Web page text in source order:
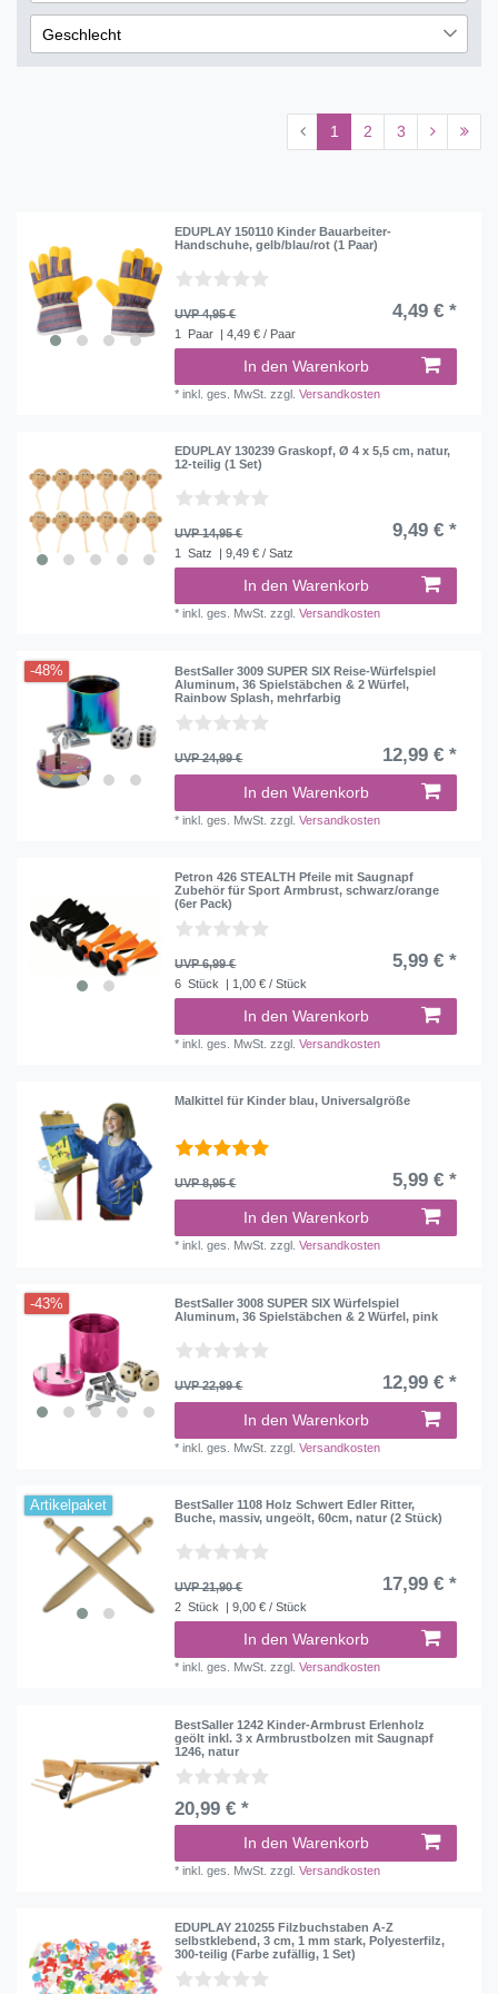
Schwarz 73
23
19
Porzellan
lieferbar 396
vorbestellbar
< 10 g
1
100 g 1
Geschlecht
1 2 3
EDUPLAY 150110 Kinder Bauarbeiter-
Handschuhe, gelb/blau/rot (1 Paar)
UVP 4,95 € 4,49 € *
1 Paar | 4,49 € / Paar
In den Warenkorb
*inkl. ges. MwSt. zzgl.Versandkosten
EDUPLAY 130239 Graskopf, Ø 4 x 5,5 cm, natur,
12-teilig (1 Set)
UVP 14,95 € 9,49 € *
1 Satz | 9,49 € / Satz
In den Warenkorb
*inkl. ges. MwSt. zzgl.Versandkosten
-48%
BestSaller 3009 SUPER SIX Reise-Würfelspiel
Aluminum, 36 Spielstäbchen & 2 Würfel,
Rainbow Splash, mehrfarbig
UVP 24,99 € 12,99 € *
In den Warenkorb
*inkl. ges. MwSt. zzgl.Versandkosten
Petron 426 STEALTH Pfeile mit Saugnapf
Zubehör für Sport Armbrust, schwarz/orange
(6er Pack)
UVP 6,99 € 5,99 € *
6 Stück | 1,00 € / Stück
In den Warenkorb
*inkl. ges. MwSt. zzgl.Versandkosten
Malkittel für Kinder blau, Universalgröße
UVP 8,95 € 5,99 € *
In den Warenkorb
*inkl. ges. MwSt. zzgl.Versandkosten
-43%
BestSaller 3008 SUPER SIX Würfelspiel
Aluminum, 36 Spielstäbchen & 2 Würfel, pink
UVP 22,99 € 12,99 € *
In den Warenkorb
*inkl. ges. MwSt. zzgl.Versandkosten
Artikelpaket
BestSaller 1108 Holz Schwert Edler Ritter,
Buche, massiv, ungeölt, 60cm, natur (2 Stück)
UVP 21,90 € 17,99 € *
2 Stück | 9,00 € / Stück
In den Warenkorb
*inkl. ges. MwSt. zzgl.Versandkosten
BestSaller 1242 Kinder-Armbrust Erlenholz
geölt inkl. 3 x Armbrustbolzen mit Saugnapf
1246, natur
20,99 € *
In den Warenkorb
*inkl. ges. MwSt. zzgl.Versandkosten
EDUPLAY 210255 Filzbuchstaben A-Z
selbstklebend, 3 cm, 1 mm stark, Polyesterfilz,
300-teilig (Farbe zufällig, 1 Set)